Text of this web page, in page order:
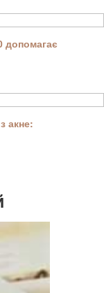
допомагає
акне: